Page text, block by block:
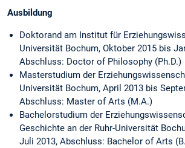
Ausbildung
Doktorand am Institut für
Universität Bochum, Oktober 2015 bis
Abschluss: Doctor of Philosophy (Ph.D.)
Masterstudium der
Universität Bochum, April 2013 bis
Abschluss: Master of Arts (M.A.)
Bachelorstudium der
Geschichte an der Ruhr-Universität
Juli 2013, Abschluss: Bachelor of Arts